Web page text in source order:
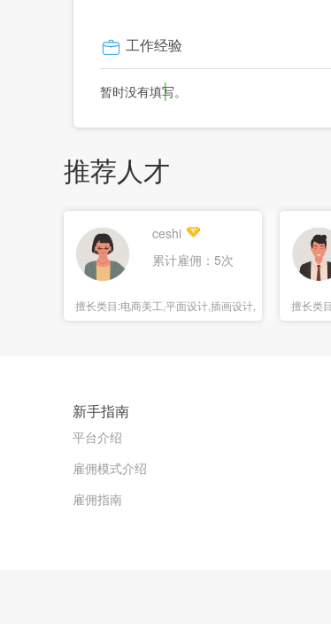
工作经验
暂时没有填写。
推荐人才
ceshi
累计雇佣：5次
擅长类目:电商美工,平面设计,插画设计,
海报设计
擅长类
报设计
新手指南
平台介绍
雇佣模式介绍
雇佣指南